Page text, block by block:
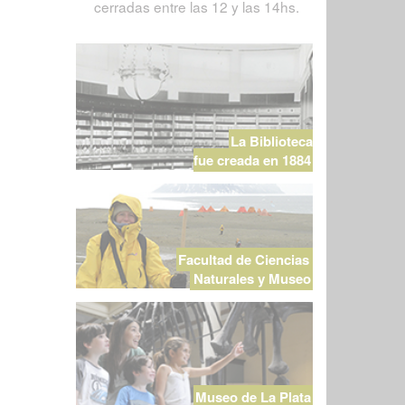
cerradas entre las 12 y las 14hs.
La Biblioteca
fue creada en 1884
Facultad de Ciencias
Naturales y Museo
Museo de La Plata